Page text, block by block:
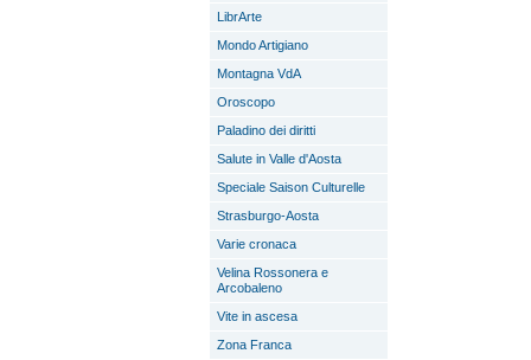
LibrArte
Mondo Artigiano
Montagna VdA
Oroscopo
Paladino dei diritti
Salute in Valle d'Aosta
Speciale Saison Culturelle
Strasburgo-Aosta
Varie cronaca
Velina Rossonera e
Arcobaleno
Vite in ascesa
Zona Franca